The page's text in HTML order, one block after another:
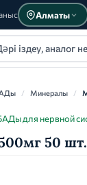
Алматы
/ Минералы /
для нервной
50